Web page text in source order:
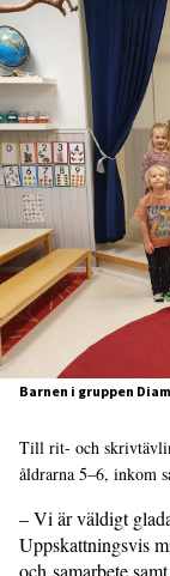
Barnen i gruppen
Till rit- och
åldrarna 5–6, inkom
– Vi är väldigt
Uppskattningsvis